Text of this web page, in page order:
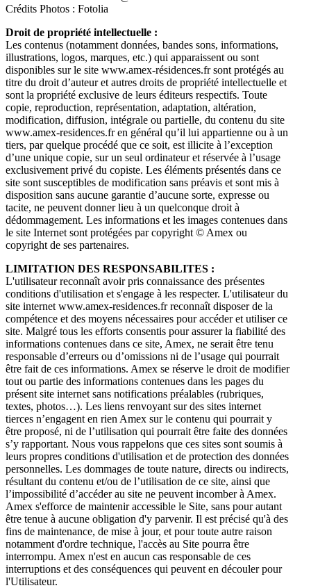
Crédits Photos : Fotolia
Droit de propriété intellectuelle :
Les contenus (notamment données, bandes sons, informations,
illustrations, logos, marques, etc.) qui apparaissent ou sont
disponibles sur le site www.amex-résidences.fr sont protégés au
titre du droit d’auteur et autres droits de propriété intellectuelle et
sont la propriété exclusive de leurs éditeurs respectifs. Toute
copie, reproduction, représentation, adaptation, altération,
modification, diffusion, intégrale ou partielle, du contenu du site
www.amex-residences.fr en général qu’il lui appartienne ou à un
tiers, par quelque procédé que ce soit, est illicite à l’exception
d’une unique copie, sur un seul ordinateur et réservée à l’usage
exclusivement privé du copiste. Les éléments présentés dans ce
site sont susceptibles de modification sans préavis et sont mis à
disposition sans aucune garantie d’aucune sorte, expresse ou
tacite, ne peuvent donner lieu à un quelconque droit à
dédommagement. Les informations et les images contenues dans
le site Internet sont protégées par copyright © Amex ou
copyright de ses partenaires.
LIMITATION DES RESPONSABILITES :
L'utilisateur reconnaît avoir pris connaissance des présentes
conditions d'utilisation et s'engage à les respecter. L'utilisateur du
site internet www.amex-residences.fr reconnaît disposer de la
compétence et des moyens nécessaires pour accéder et utiliser ce
site. Malgré tous les efforts consentis pour assurer la fiabilité des
informations contenues dans ce site, Amex, ne serait être tenu
responsable d’erreurs ou d’omissions ni de l’usage qui pourrait
être fait de ces informations. Amex se réserve le droit de modifier
tout ou partie des informations contenues dans les pages du
présent site internet sans notifications préalables (rubriques,
textes, photos…). Les liens renvoyant sur des sites internet
tierces n’engagent en rien Amex sur le contenu qui pourrait y
être proposé, ni de l’utilisation qui pourrait être faite des données
s’y rapportant. Nous vous rappelons que ces sites sont soumis à
leurs propres conditions d'utilisation et de protection des données
personnelles. Les dommages de toute nature, directs ou indirects,
résultant du contenu et/ou de l’utilisation de ce site, ainsi que
l’impossibilité d’accéder au site ne peuvent incomber à Amex.
Amex s'efforce de maintenir accessible le Site, sans pour autant
être tenue à aucune obligation d'y parvenir. Il est précisé qu'à des
fins de maintenance, de mise à jour, et pour toute autre raison
notamment d'ordre technique, l'accès au Site pourra être
interrompu. Amex n'est en aucun cas responsable de ces
interruptions et des conséquences qui peuvent en découler pour
l'Utilisateur.